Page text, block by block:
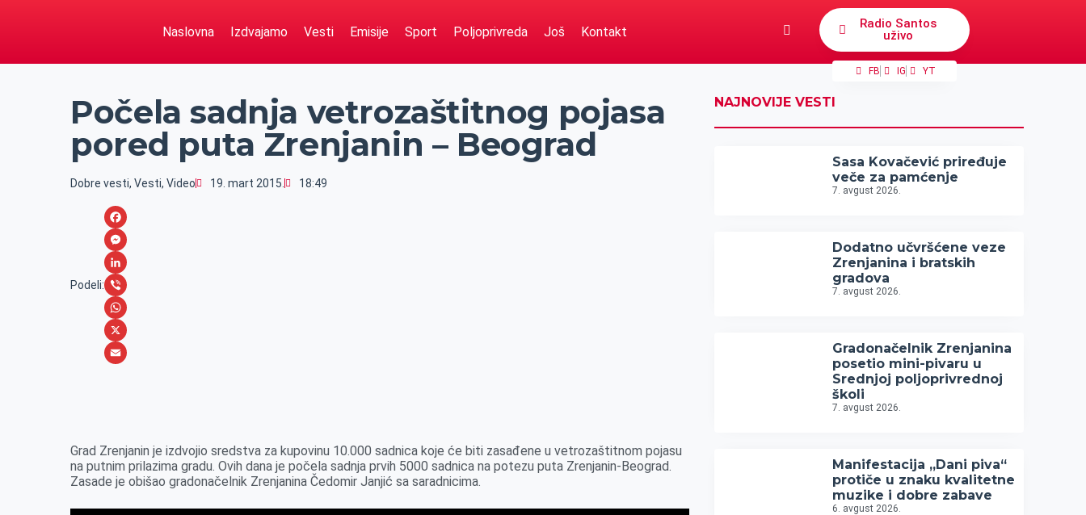
Naslovna Izdvajamo Vesti Emisije Sport Poljoprivreda Još Kontakt
Radio Santos
uživo
FB IG YT
Počela sadnja vetrozaštitnog pojasa
pored puta Zrenjanin – Beograd
Dobre vesti,Vesti,Video 19. mart 2015. 18:49
Podeli:
F
a
c
e
b
o
M
e
s
s
e
r
L
i
n
k
n
V
i
b
W
h
A
p
p
X
i
l
Grad Zrenjanin je izdvojio sredstva za kupovinu 10.000 sadnica koje će biti zasađene u vetrozaštitnom pojasu
na putnim prilazima gradu. Ovih dana je počela sadnja prvih 5000 sadnica na potezu puta Zrenjanin-Beograd.
Zasade je obišao gradonačelnik Zrenjanina Čedomir Janjić sa saradnicima.
NAJNOVIJE VESTI
Sasa Kovačević priređuje
veče za pamćenje
7. avgust 2026.
Dodatno učvršćene veze
Zrenjanina i bratskih
gradova
7. avgust 2026.
Gradonačelnik Zrenjanina
posetio mini-pivaru u
Srednjoj poljoprivrednoj
školi
7. avgust 2026.
Manifestacija „Dani piva“
protiče u znaku kvalitetne
muzike i dobre zabave
6. avgust 2026.